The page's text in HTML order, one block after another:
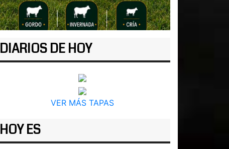
DIARIOS DE HOY
VER MÁS TAPAS
HOY ES